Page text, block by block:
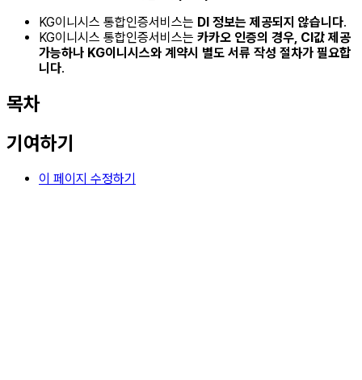
KG이니시스 통합인증서비스는 DI 정보는 제공되지 않습니다.
KG이니시스 통합인증서비스는 카카오 인증의 경우, CI값 제공
가능하나 KG이니시스와 계약시 별도 서류 작성 절차가 필요합
니다.
목차
기여하기
이 페이지 수정하기